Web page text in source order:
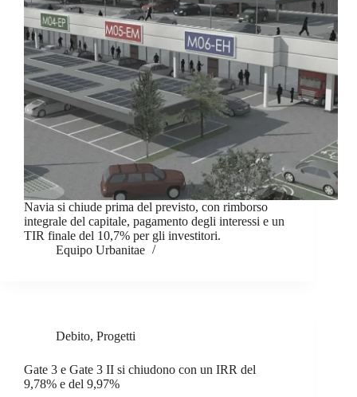
Navia si chiude prima del previsto, con rimborso
integrale del capitale, pagamento degli interessi e un
TIR finale del 10,7% per gli investitori.
Equipo Urbanitae
Debito, Progetti
Gate 3 e Gate 3 II si chiudono con un IRR del
9,78% e del 9,97%